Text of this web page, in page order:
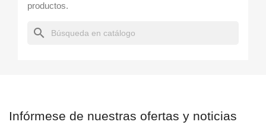
productos.
search
Infórmese de nuestras ofertas y noticias